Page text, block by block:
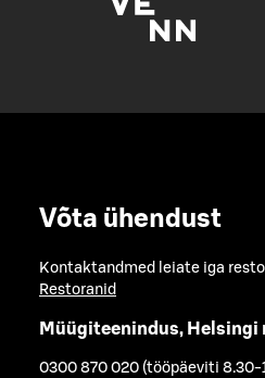
Võta ühendust
Kontaktandmed leiate iga
Restoranid
Müügiteenindus,
0300 870 020 (tööpäeviti 8.30-